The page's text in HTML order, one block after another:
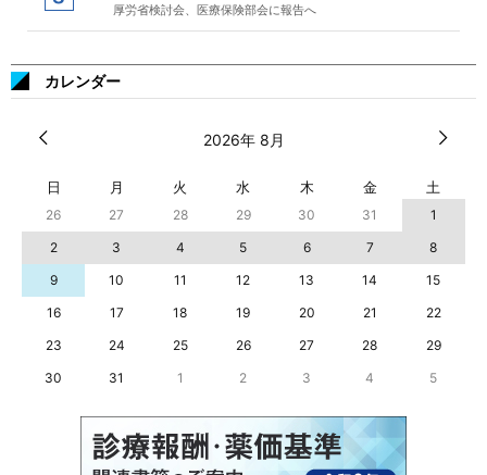
厚労省検討会、医療保険部会に報告へ
カレンダー
2026年 8月
日 月 火 水 木 金 土
26 27 28 29 30 31
1
2
3 4 5 6 7
8
9
10 11 12 13 14
15
16
17 18 19 20 21
22
23
24 25 26 27 28
29
30
31 1 2 3 4 5